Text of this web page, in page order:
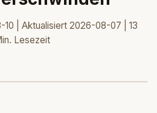
| Aktualisiert 2026-08-07 | 13
Lesezeit